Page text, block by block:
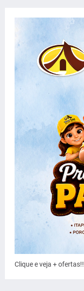
Clique e veja + ofertas!!